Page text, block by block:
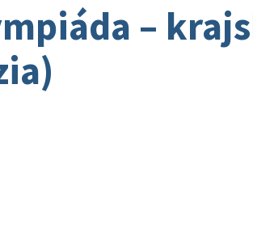
–